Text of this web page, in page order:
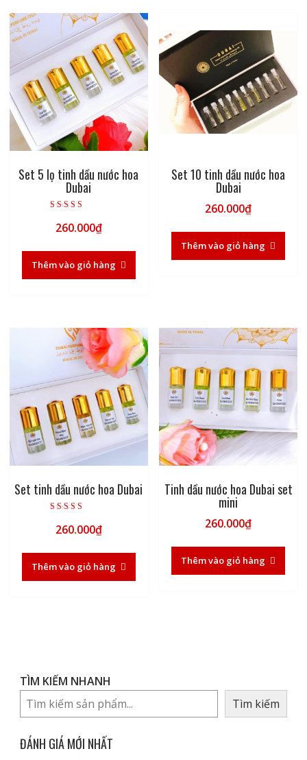
Set 5 lọ tinh dầu nước hoa
Dubai
5.00
5 sao
260.000₫
Thêm vào giỏ hàng
Set 10 tinh dầu nước hoa
Dubai
260.000₫
Thêm vào giỏ hàng
Set tinh dầu nước hoa Dubai
5.00
5 sao
260.000₫
Thêm vào giỏ hàng
Tinh dầu nước hoa Dubai set
mini
260.000₫
Thêm vào giỏ hàng
TÌM KIẾM NHANH
Tìm kiếm
ĐÁNH GIÁ MỚI NHẤT